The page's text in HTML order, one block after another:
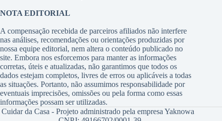
NOTA EDITORIAL
A compensação recebida de parceiros afiliados não interfere
nas análises, recomendações ou orientações produzidas por
nossa equipe editorial, nem altera o conteúdo publicado no
site. Embora nos esforcemos para manter as informações
corretas, úteis e atualizadas, não garantimos que todos os
dados estejam completos, livres de erros ou aplicáveis a todas
as situações. Portanto, não assumimos responsabilidade por
eventuais imprecisões, omissões ou pela forma como essas
informações possam ser utilizadas.
Cuidar da Casa - Projeto administrado pela empresa Yaknowa